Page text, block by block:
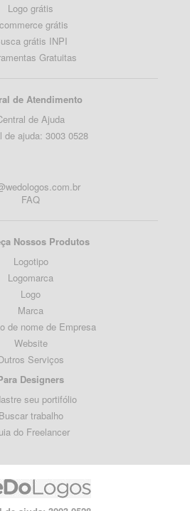
Logo grátis
grátis
grátis INPI
Gratuitas
de Atendimento
de Ajuda
de ajuda: 3003 0528
FAQ
Nossos Produtos
Logotipo
Logomarca
Logo
Marca
de nome de Empresa
Website
Serviços
Designers
seu portifólio
Buscar trabalho
do Freelancer